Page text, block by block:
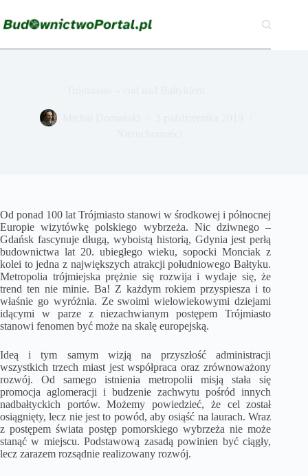
do
treści
Od ponad 100 lat Trójmiasto stanowi w środkowej i północnej
Europie wizytówkę polskiego wybrzeża. Nic dziwnego –
Gdańsk fascynuje długą, wyboistą historią, Gdynia jest perłą
budownictwa lat 20. ubiegłego wieku, sopocki Monciak z
kolei to jedna z największych atrakcji południowego Bałtyku.
Metropolia trójmiejska prężnie się rozwija i wydaje się, że
trend ten nie minie. Ba! Z każdym rokiem przyspiesza i to
właśnie go wyróżnia. Ze swoimi wielowiekowymi dziejami
idącymi w parze z niezachwianym postępem Trójmiasto
stanowi fenomen być może na skalę europejską.
Ideą i tym samym wizją na przyszłość administracji
wszystkich trzech miast jest współpraca oraz zrównoważony
rozwój. Od samego istnienia metropolii misją stała się
promocja aglomeracji i budzenie zachwytu pośród innych
nadbałtyckich portów. Możemy powiedzieć, że cel został
osiągnięty, lecz nie jest to powód, aby osiąść na laurach. Wraz
z postępem świata postęp pomorskiego wybrzeża nie może
stanąć w miejscu. Podstawową zasadą powinien być ciągły,
lecz zarazem rozsądnie realizowany rozwój.